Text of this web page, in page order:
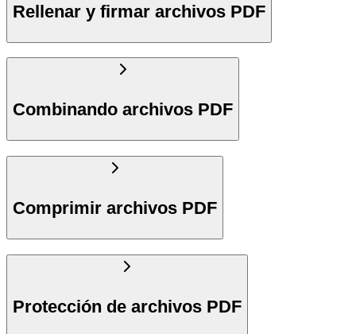
Rellenar y firmar archivos PDF
Combinando archivos PDF
Comprimir archivos PDF
Protección de archivos PDF